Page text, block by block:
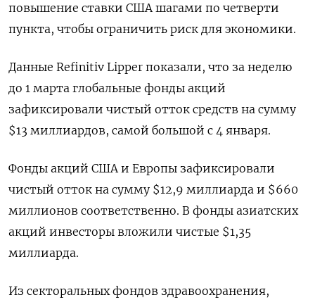
повышение ставки США шагами по четверти
пункта, чтобы ограничить риск для экономики.
Данные Refinitiv Lipper показали, что за неделю
до 1 марта глобальные фонды акций
зафиксировали чистый отток средств на сумму
$13 миллиардов, самой большой с 4 января.
Фонды акций США и Европы зафиксировали
чистый отток на сумму $12,9 миллиарда и $660
миллионов соответственно. В фонды азиатских
акций инвесторы вложили чистые $1,35
миллиарда.
Из секторальных фондов здравоохранения,